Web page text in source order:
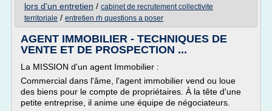
lors d'un entretien / cabinet de recrutement collectivite
territoriale / entretien rh questions a poser
AGENT IMMOBILIER - TECHNIQUES DE
VENTE ET DE PROSPECTION ...
La MISSION d'un agent Immobilier :
Commercial dans l'âme, l'agent immobilier vend ou loue
des biens pour le compte de propriétaires. À la tête d'une
petite entreprise, il anime une équipe de négociateurs.